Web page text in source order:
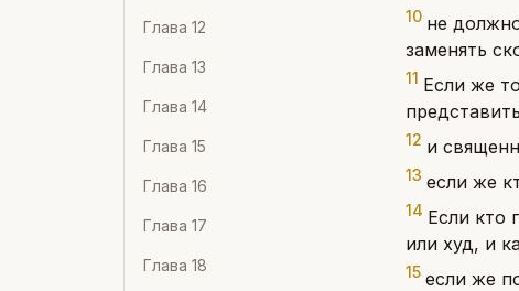
Глава 12
Глава 13
Глава 14
Глава 15
Глава 16
Глава 17
Глава 18
10 не
заменять
11 Если же
12 и
13 если же
14 Если кто
или худ, и
15 если же